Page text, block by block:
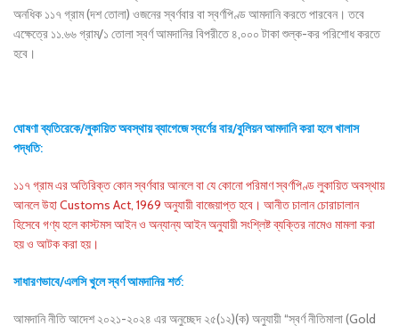
অনধিক ১১৭ গ্রাম (দশ তোলা) ওজনের স্বর্ণবার বা স্বর্ণপিণ্ড আমদানি করতে পারবেন। তবে
এক্ষেত্রে ১১.৬৬ গ্রাম/১ তোলা স্বর্ণ আমদানির বিপরীতে ৪,০০০ টাকা শুল্ক-কর পরিশোধ করতে
হবে।
ঘোষণা ব্যতিরেকে/লুকায়িত অবস্থায় ব্যাগেজেস্বর্ণের বার/বুলিয়ন আমদানি করা হলে খালাস
পদ্ধতি:
১১৭ গ্রাম এর অতিরিক্ত কোন স্বর্ণবার আনলে বা যে কোনো পরিমাণ স্বর্ণপিণ্ড লুকায়িত অবস্থায়
আনলে উহা Customs Act, 1969 অনুযায়ী বাজেয়াপ্ত হবে। আনীত চালান চোরাচালান
হিসেবে গণ্য হলে কাস্টমস আইন ও অন্যান্য আইন অনুযায়ী সংশ্লিষ্ট ব্যক্তির নামেও মামলা করা
হয় ও আটক করা হয়।
সাধারণভাবে/এলসি খুলে স্বর্ণ আমদানির শর্ত:
আমদানি নীতি আদেশ ২০২১-২০২৪ এর অনুচ্ছেদ ২৫(১২)(ক) অনুযায়ী “স্বর্ণ নীতিমালা (Gold